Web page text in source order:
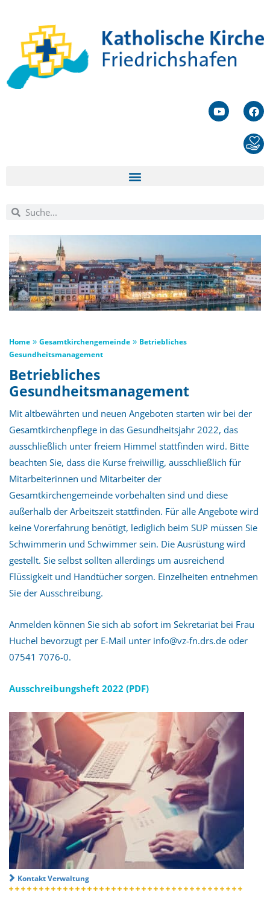
Home » Gesamtkirchengemeinde » Betriebliches
Gesundheitsmanagement
Betriebliches
Gesundheitsmanagement
Mit altbewährten und neuen Angeboten starten wir bei der
Gesamtkirchenpflege in das Gesundheitsjahr 2022, das
ausschließlich unter freiem Himmel stattfinden wird. Bitte
beachten Sie, dass die Kurse freiwillig, ausschließlich für
Mitarbeiterinnen und Mitarbeiter der
Gesamtkirchengemeinde vorbehalten sind und diese
außerhalb der Arbeitszeit stattfinden. Für alle Angebote wird
keine Vorerfahrung benötigt, lediglich beim SUP müssen Sie
Schwimmerin und Schwimmer sein. Die Ausrüstung wird
gestellt. Sie selbst sollten allerdings um ausreichend
Flüssigkeit und Handtücher sorgen. Einzelheiten entnehmen
Sie der Ausschreibung.
Anmelden können Sie sich ab sofort im Sekretariat bei Frau
Huchel bevorzugt per E-Mail unter info@vz-fn.drs.de oder
07541 7076-0.
Ausschreibungsheft 2022 (PDF)
Kontakt Verwaltung